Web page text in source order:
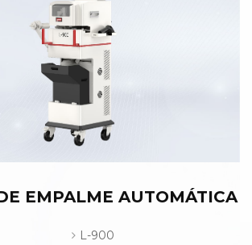
EMPALME AUTOMÁTICA
L-900